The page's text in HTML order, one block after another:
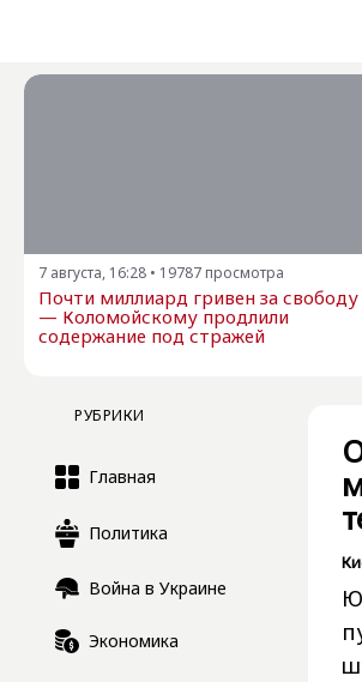
7 августа, 16:28 • 19787 просмотра
Почти миллиард гривен за свободу
— Коломойскому продлили
содержание под стражей
РУБРИКИ
Главная
Политика
Война в Украине
Экономика